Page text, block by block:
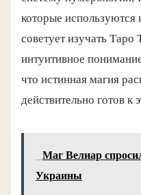
которые
советует изучать Таро
интуитивное
что истинная магия
действительно готов к
Маг Велиар
Украины